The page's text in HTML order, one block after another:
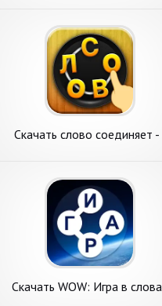
Скачать слово соединяет -
Андроид
Скачать WOW: Игра в слова